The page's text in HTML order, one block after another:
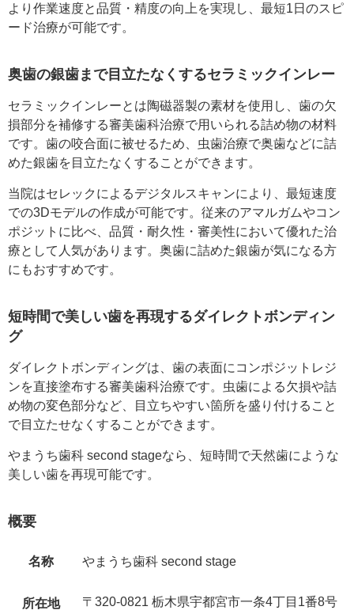
より作業速度と品質・精度の向上を実現し、最短1日のスピ
ード治療が可能です。
奥歯の銀歯まで目立たなくするセラミックインレー
セラミックインレーとは陶磁器製の素材を使用し、歯の欠
損部分を補修する審美歯科治療で用いられる詰め物の材料
です。歯の咬合面に被せるため、虫歯治療で奥歯などに詰
めた銀歯を目立たなくすることができます。
当院はセレックによるデジタルスキャンにより、最短速度
での3Dモデルの作成が可能です。従来のアマルガムやコン
ポジットに比べ、品質・耐久性・審美性において優れた治
療として人気があります。奥歯に詰めた銀歯が気になる方
にもおすすめです。
短時間で美しい歯を再現するダイレクトボンディン
グ
ダイレクトボンディングは、歯の表面にコンポジットレジ
ンを直接塗布する審美歯科治療です。虫歯による欠損や詰
め物の変色部分など、目立ちやすい箇所を盛り付けること
で目立たせなくすることができます。
やまうち歯科 second stageなら、短時間で天然歯にような
美しい歯を再現可能です。
概要
名称 やまうち歯科 second stage
所在地 〒320-0821 栃木県宇都宮市一条4丁目1番8号